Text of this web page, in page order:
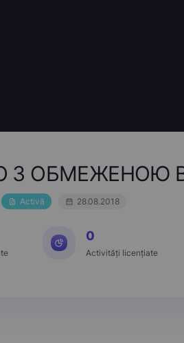
З ОБМЕЖЕНОЮ
Activă 28.08.2018
0
Activități licențiate